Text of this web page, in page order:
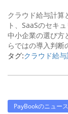
クラウド給与計算
ト、SaaSのセキ
中小企業の選び方
らではの導入判断
タグ:クラウド給
PayBookのニュース